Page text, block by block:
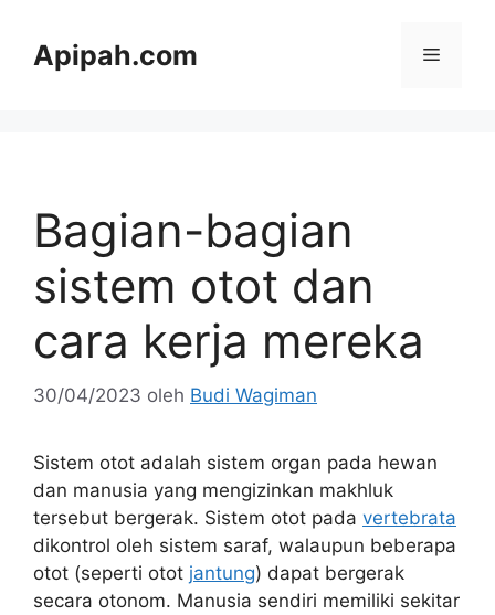
Apipah.com Menu
Bagian-bagian
sistem otot dan
cara kerja mereka
30/04/2023 oleh Budi Wagiman
Sistem otot adalah sistem organ pada hewan
dan manusia yang mengizinkan makhluk
tersebut bergerak. Sistem otot pada vertebrata
dikontrol oleh sistem saraf, walaupun beberapa
otot (seperti otot jantung) dapat bergerak
secara otonom. Manusia sendiri memiliki sekitar